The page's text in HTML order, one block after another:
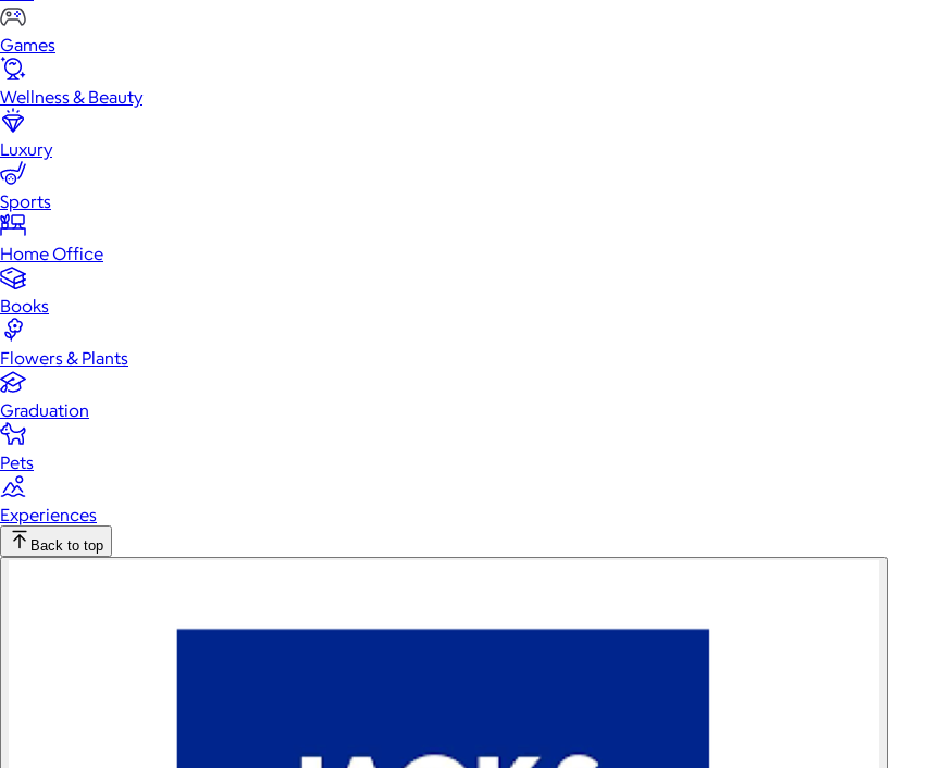
Games
Wellness & Beauty
Luxury
Sports
Home Office
Books
Flowers & Plants
Graduation
Pets
Experiences
Back to top